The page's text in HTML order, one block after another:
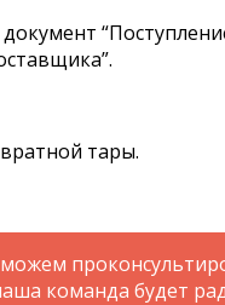
тары.
команда будет